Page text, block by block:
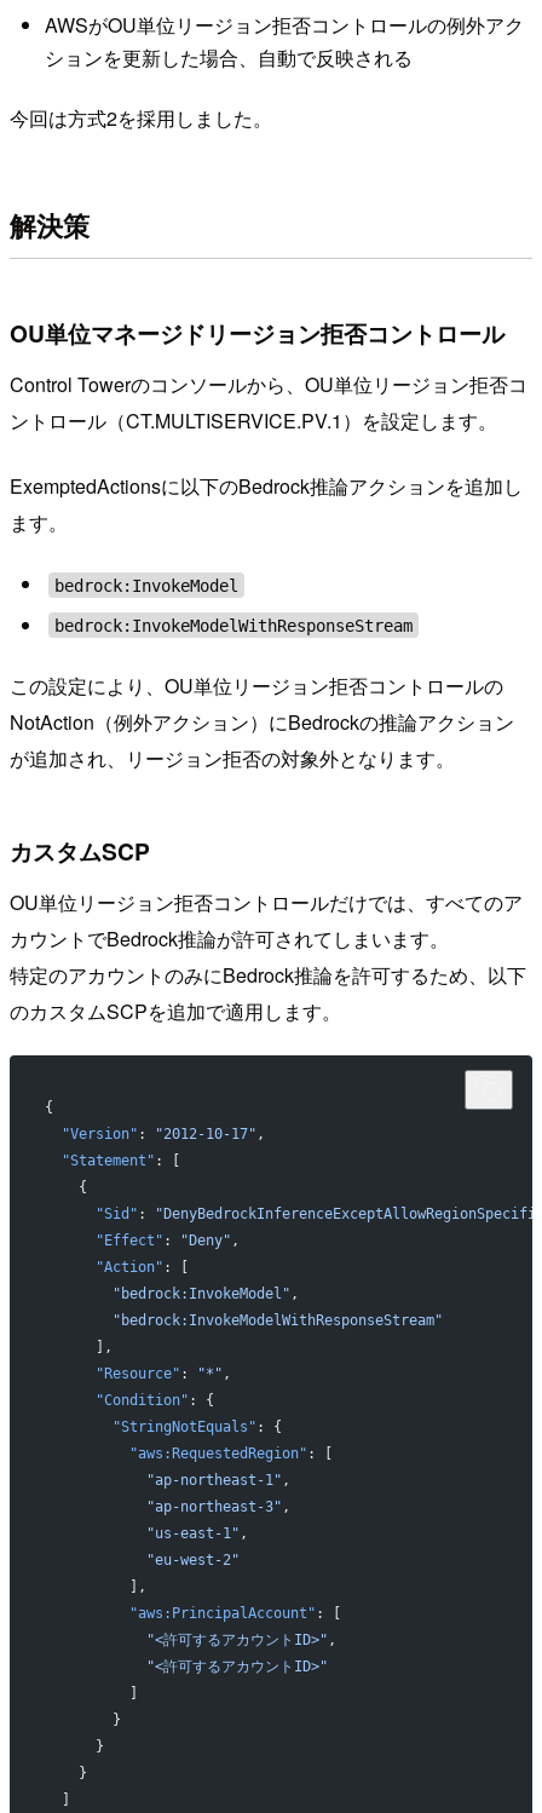
AWSがOU単位リージョン拒否コントロールの例外アク
ションを更新した場合、自動で反映される
今回は方式2を採用しました。
解決策
OU単位マネージドリージョン拒否コントロール
Control Towerのコンソールから、OU単位リージョン拒否コ
ントロール（CT.MULTISERVICE.PV.1）を設定します。
ExemptedActionsに以下のBedrock推論アクションを追加し
ます。
bedrock:InvokeModel
bedrock:InvokeModelWithResponseStream
この設定により、OU単位リージョン拒否コントロールの
NotAction（例外アクション）にBedrockの推論アクション
が追加され、リージョン拒否の対象外となります。
カスタムSCP
OU単位リージョン拒否コントロールだけでは、すべてのア
カウントでBedrock推論が許可されてしまいます。
特定のアカウントのみにBedrock推論を許可するため、以下
のカスタムSCPを追加で適用します。
{
  "Version"
: "2012-10-17" ,
  "Statement"
: [
    {
      "Sid"
:
      "Effect"
: "Deny" ,
      "Action"
: [
        "bedrock:InvokeModel"
,
        "bedrock:InvokeModelWithResponseStream"
      ],
      "Resource"
: "*" ,
      "Condition"
: {
        "StringNotEquals"
: {
          "aws:RequestedRegion"
: [
            "ap-northeast-1"
,
            "ap-northeast-3"
,
            "us-east-1"
,
            "eu-west-2"
          ],
          "aws:PrincipalAccount"
: [
            "<許可するアカウントID>"
,
            "<許可するアカウントID>"
          ]
        }
      }
    }
  ]